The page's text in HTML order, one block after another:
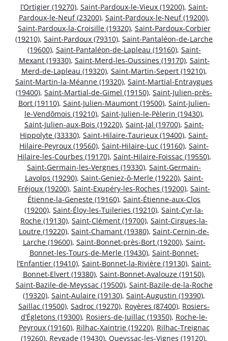
l’Ortigier (19270), Saint-Pardoux-le-Vieux (19200), Saint-
Pardoux-le-Neuf (23200), Saint-Pardoux-le-Neuf (19200),
Saint-Pardoux-la-Croisille (19320), Saint-Pardoux-Corbier
(19210), Saint-Pardoux (79310), Saint-Pantaléon-de-Larche
(19600), Saint-Pantaléon-de-Lapleau (19160), Saint-
Mexant (19330), Saint-Merd-les-Oussines (19170), Saint-
Merd-de-Lapleau (19320), Saint-Martin-Sepert (19210),
Saint-Martin-la-Méanne (19320), Saint-Martial-Entraygues
(19400), Saint-Martial-de-Gimel (19150), Saint-Julien-près-
Bort (19110), Saint-Julien-Maumont (19500), Saint-Julien-
le-Vendômois (19210), Saint-Julien-le-Pèlerin (19430),
Saint-Julien-aux-Bois (19220), Saint-Jal (19700), Saint-
Hippolyte (33330), Saint-Hilaire-Taurieux (19400), Saint-
Hilaire-Peyroux (19560), Saint-Hilaire-Luc (19160), Saint-
Hilaire-les-Courbes (19170), Saint-Hilaire-Foissac (19550),
Saint-Germain-les-Vergnes (19330), Saint-Germain-
Lavolps (19290), Saint-Geniez-ô-Merle (19220), Saint-
Fréjoux (19200), Saint-Exupéry-les-Roches (19200), Saint-
Étienne-la-Geneste (19160), Saint-Étienne-aux-Clos
(19200), Saint-Éloy-les-Tuileries (19210), Saint-Cyr-la-
Roche (19130), Saint-Clément (19700), Saint-Cirgues-la-
Loutre (19220), Saint-Chamant (19380), Saint-Cernin-de-
Larche (19600), Saint-Bonnet-près-Bort (19200), Saint-
Bonnet-les-Tours-de-Merle (19430), Saint-Bonnet-
l’Enfantier (19410), Saint-Bonnet-la-Rivière (19130), Saint-
Bonnet-Elvert (19380), Saint-Bonnet-Avalouze (19150),
Saint-Bazile-de-Meyssac (19500), Saint-Bazile-de-la-Roche
(19320), Saint-Aulaire (19130), Saint-Augustin (19390),
Saillac (19500), Sadroc (19270), Royères (87400), Rosiers-
d’Égletons (19300), Rosiers-de-Juillac (19350), Roche-le-
Peyroux (19160), Rilhac-Xaintrie (19220), Rilhac-Treignac
(19260), Reygade (19430), Queyssac-les-Vignes (19120),